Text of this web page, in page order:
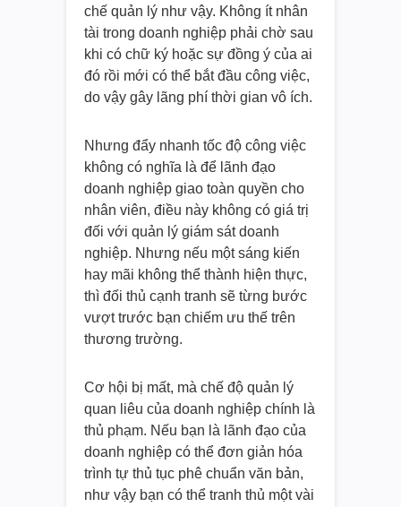
chế quản lý như vậy. Không ít nhân
tài trong doanh nghiệp phải chờ sau
khi có chữ ký hoặc sự đồng ý của ai
đó rồi mới có thể bắt đầu công việc,
do vậy gây lãng phí thời gian vô ích.
Nhưng đẩy nhanh tốc độ công việc
không có nghĩa là để lãnh đạo
doanh nghiệp giao toàn quyền cho
nhân viên, điều này không có giá trị
đối với quản lý giám sát doanh
nghiệp. Nhưng nếu một sáng kiến
hay mãi không thể thành hiện thực,
thì đối thủ cạnh tranh sẽ từng bước
vượt trước bạn chiếm ưu thế trên
thương trường.
Cơ hội bị mất, mà chế độ quản lý
quan liêu của doanh nghiệp chính là
thủ phạm. Nếu bạn là lãnh đạo của
doanh nghiệp có thể đơn giản hóa
trình tự thủ tục phê chuẩn văn bản,
như vậy bạn có thể tranh thủ một vài